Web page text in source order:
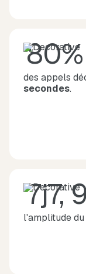
80%
des appels
secondes.
7j7,
l'amplitude